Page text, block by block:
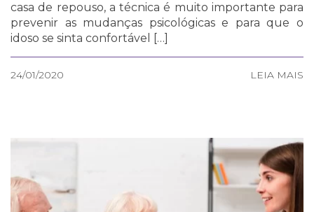
casa de repouso, a técnica é muito importante para
prevenir as mudanças psicológicas e para que o
idoso se sinta confortável […]
24/01/2020 LEIA MAIS